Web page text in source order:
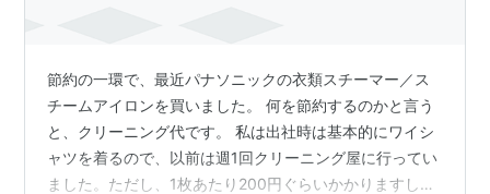
節約の一環で、最近パナソニックの衣類スチーマー／ス
チームアイロンを買いました。 何を節約するのかと言う
と、クリーニング代です。 私は出社時は基本的にワイシ
ャツを着るので、以前は週1回クリーニング屋に行ってい
ました。ただし、1枚あたり200円ぐらいかかりますし、